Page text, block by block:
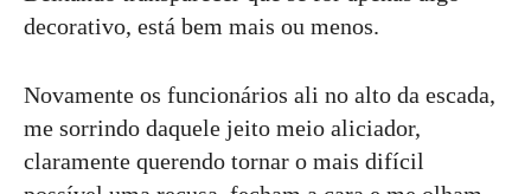
decorativo, está bem mais ou menos.
Novamente os funcionários ali no alto da escada,
me sorrindo daquele jeito meio aliciador,
claramente querendo tornar o mais difícil